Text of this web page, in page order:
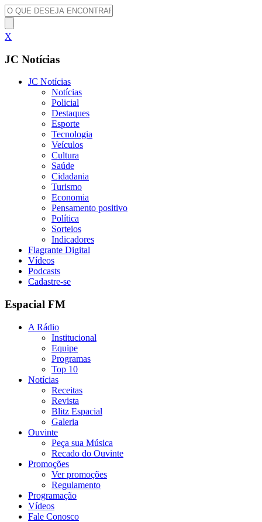
X
JC Notícias
JC Notícias
Notícias
Policial
Destaques
Esporte
Tecnologia
Veículos
Cultura
Saúde
Cidadania
Turismo
Economia
Pensamento positivo
Política
Sorteios
Indicadores
Flagrante Digital
Vídeos
Podcasts
Cadastre-se
Espacial FM
A Rádio
Institucional
Equipe
Programas
Top 10
Notícias
Receitas
Revista
Blitz Espacial
Galeria
Ouvinte
Peça sua Música
Recado do Ouvinte
Promoções
Ver promoções
Regulamento
Programação
Vídeos
Fale Conosco